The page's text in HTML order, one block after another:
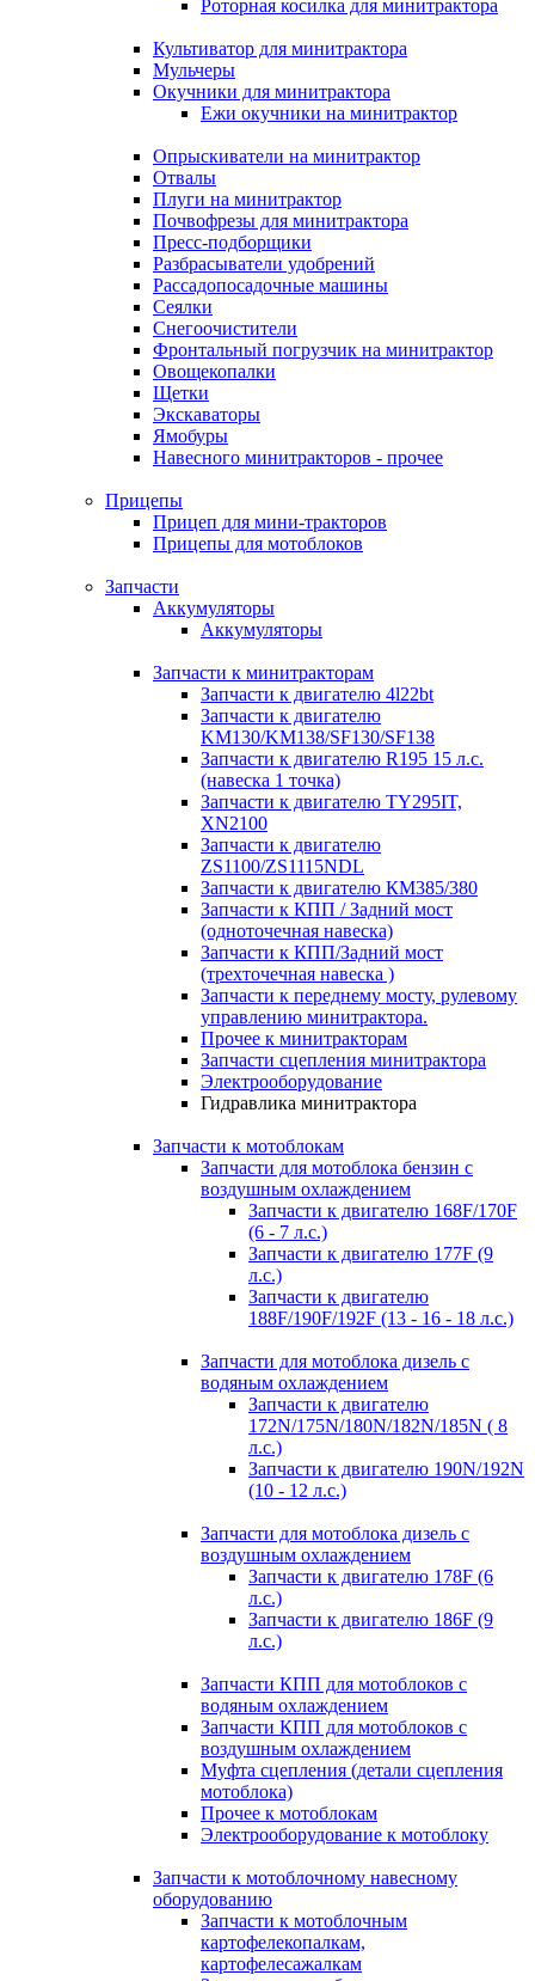
Роторная косилка для минитрактора
Культиватор для минитрактора
Мульчеры
Окучники для минитрактора
Ежи окучники на минитрактор
Опрыскиватели на минитрактор
Отвалы
Плуги на минитрактор
Почвофрезы для минитрактора
Пресс-подборщики
Разбрасыватели удобрений
Рассадопосадочные машины
Сеялки
Снегоочистители
Фронтальный погрузчик на минитрактор
Овощекопалки
Щетки
Экскаваторы
Ямобуры
Навесного минитракторов - прочее
Прицепы
Прицеп для мини-тракторов
Прицепы для мотоблоков
Запчасти
Аккумуляторы
Аккумуляторы
Запчасти к минитракторам
Запчасти к двигателю 4l22bt
Запчасти к двигателю
KM130/KM138/SF130/SF138
Запчасти к двигателю R195 15 л.с.
(навеска 1 точка)
Запчасти к двигателю TY295IT,
XN2100
Запчасти к двигателю
ZS1100/ZS1115NDL
Запчасти к двигателю КМ385/380
Запчасти к КПП / Задний мост
(одноточечная навеска)
Запчасти к КПП/Задний мост
(трехточечная навеска )
Запчасти к переднему мосту, рулевому
управлению минитрактора.
Прочее к минитракторам
Запчасти сцепления минитрактора
Электрооборудование
Гидравлика минитрактора
Запчасти к мотоблокам
Запчасти для мотоблока бензин с
воздушным охлаждением
Запчасти к двигателю 168F/170F
(6 - 7 л.с.)
Запчасти к двигателю 177F (9
л.с.)
Запчасти к двигателю
188F/190F/192F (13 - 16 - 18 л.с.)
Запчасти для мотоблока дизель с
водяным охлаждением
Запчасти к двигателю
172N/175N/180N/182N/185N ( 8
л.с.)
Запчасти к двигателю 190N/192N
(10 - 12 л.с.)
Запчасти для мотоблока дизель с
воздушным охлаждением
Запчасти к двигателю 178F (6
л.с.)
Запчасти к двигателю 186F (9
л.с.)
Запчасти КПП для мотоблоков с
водяным охлаждением
Запчасти КПП для мотоблоков с
воздушным охлаждением
Муфта сцепления (детали сцепления
мотоблока)
Прочее к мотоблокам
Электрооборудование к мотоблоку
Запчасти к мотоблочному навесному
оборудованию
Запчасти к мотоблочным
картофелекопалкам,
картофелесажалкам